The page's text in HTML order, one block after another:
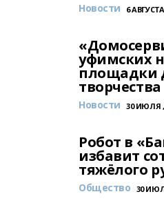
Новости 6 АВГУСТА
уфимских
площадки
творчества
Новости 30 ИЮЛЯ ,
Робот в
избавит
тяжёлого
Общество 30